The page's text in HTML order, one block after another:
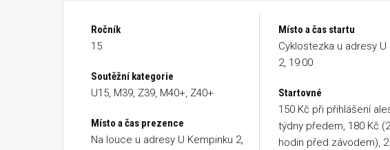
Ročník
15
Soutěžní kategorie
U15, M39, Z39, M40+, Z40+
Místo a čas prezence
Na louce u adresy U Kempinku 2,
Místo a čas startu
Cyklostezka u adresy U
2, 19:00
Startovné
150 Kč při přihlášení
týdny předem, 180 Kč
hodin před závodem),